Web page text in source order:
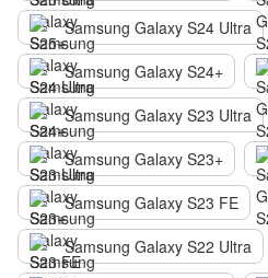
Samsung Galaxy S24 Ultra
Samsung Galaxy S24+
Samsung Galaxy S23 Ultra
Samsung Galaxy S23+
Samsung Galaxy S23 FE
Samsung Galaxy S22 Ultra